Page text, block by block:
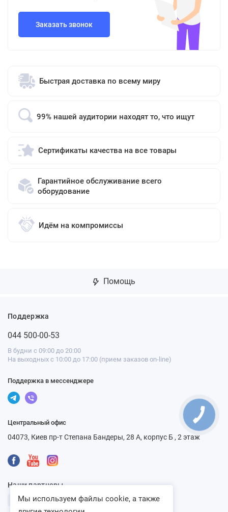
Заказать звонок
Быстрая доставка по всему миру
99% нашей аудитории находят то, что ищут
Сертификаты качества на все товары
Гарантийное обслуживание всего
оборудование
Идём на компромиссы
Помощь
Поддержка
044 500-00-53
В будни с 09:00 до 20:00
На выходных с 10:00 до 17:00 (прием заказов on-line)
Поддержка в мессенджере
Центральный офис
04073, Киев пр-т Степана Бандеры, 28 А, корпус Б , 2 этаж
Наши партнеры
Мы используем файлы cookie, а также